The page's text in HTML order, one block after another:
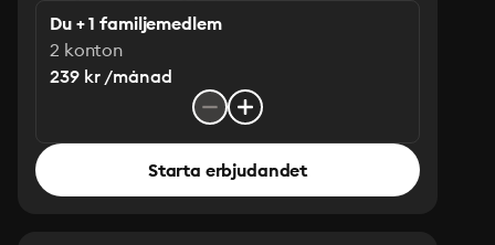
Du + 1 familjemedlem
2 konton
239 kr /månad
Starta erbjudandet